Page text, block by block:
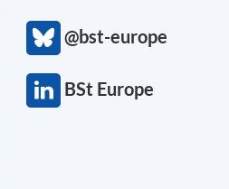
@bst-europe
BSt Europe